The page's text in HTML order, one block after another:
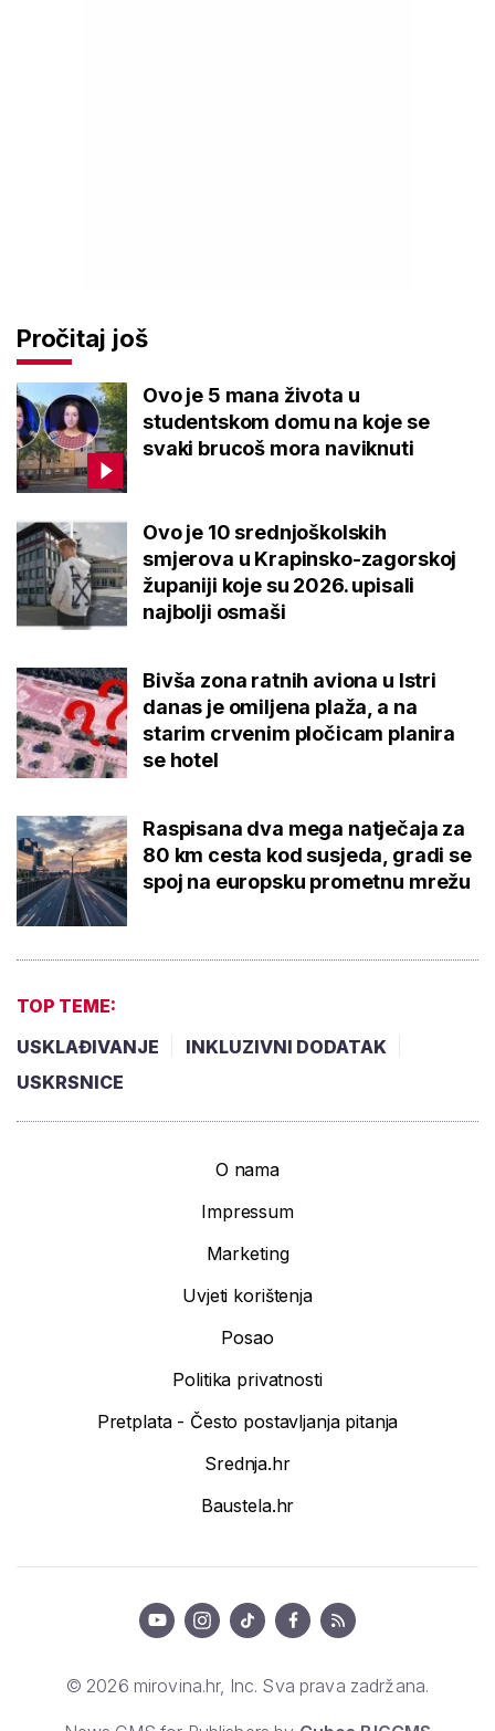
Pročitaj još
Ovo je 5 mana života u
studentskom domu na koje se
svaki brucoš mora naviknuti
Ovo je 10 srednjoškolskih
smjerova u Krapinsko-zagorskoj
županiji koje su 2026. upisali
najbolji osmaši
Bivša zona ratnih aviona u Istri
danas je omiljena plaža, a na
starim crvenim pločicam planira
se hotel
Raspisana dva mega natječaja za
80 km cesta kod susjeda, gradi se
spoj na europsku prometnu mrežu
TOP TEME:
USKLAĐIVANJE
INKLUZIVNI DODATAK
USKRSNICE
O nama
Impressum
Marketing
Uvjeti korištenja
Posao
Politika privatnosti
Pretplata - Često postavljanja pitanja
Srednja.hr
Baustela.hr
© 2026 mirovina.hr, Inc. Sva prava zadržana.